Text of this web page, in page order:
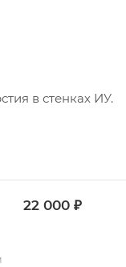
в стенках ИУ.
22 000 ₽